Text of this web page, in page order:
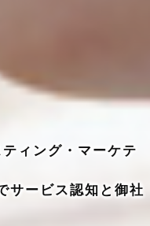
ィング・マーケテ
サービス認知と御社